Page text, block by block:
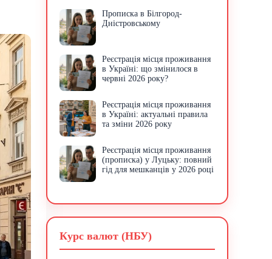
Прописка в Білгород-
Дністровському
Реєстрація місця проживання
в Україні: що змінилося в
червні 2026 року?
Реєстрація місця проживання
в Україні: актуальні правила
та зміни 2026 року
Реєстрація місця проживання
(прописка) у Луцьку: повний
гід для мешканців у 2026 році
Курс валют (НБУ)